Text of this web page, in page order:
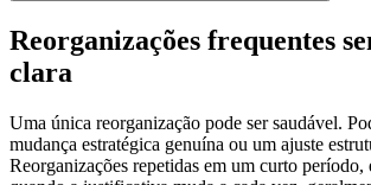
Reorganizações frequentes
clara
Uma única reorganização pode ser saudável.
mudança estratégica genuína ou um ajuste
Reorganizações repetidas em um curto período,